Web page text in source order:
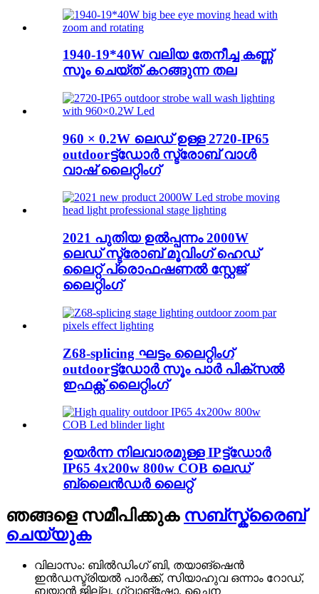
1940-19*40W വലിയ തേനീച്ച കണ്ണ്
സൂം ചെയ്ത് കറങ്ങുന്ന തല
960 × 0.2W ലെഡ് ഉള്ള 2720-IP65
outdoorട്ട്ഡോർ സ്ട്രോബ് വാൾ
വാഷ് ലൈറ്റിംഗ്
2021 പുതിയ ഉൽപ്പന്നം 2000W
ലെഡ് സ്ട്രോബ് മൂവിംഗ് ഹെഡ്
ലൈറ്റ് പ്രൊഫഷണൽ സ്റ്റേജ്
ലൈറ്റിംഗ്
Z68-splicing ഘട്ടം ലൈറ്റിംഗ്
outdoorട്ട്ഡോർ സൂം പാർ പിക്സൽ
ഇഫക്റ്റ് ലൈറ്റിംഗ്
ഉയർന്ന നിലവാരമുള്ള IPട്ട്ഡോർ
IP65 4x200w 800w COB ലെഡ്
ബ്ലൈൻഡർ ലൈറ്റ്
ഞങ്ങളെ സമീപിക്കുക സബ്സ്ക്രൈബ്
ചെയ്യുക
വിലാസം: ബിൽഡിംഗ് ബി, തയാങ്‌ഷെൻ
ഇൻഡസ്ട്രിയൽ പാർക്ക്, സിയാഹുവ ഒന്നാം റോഡ്,
ബയാൻ ജില്ല, ഗ്വാങ്‌ഷോ, ചൈന